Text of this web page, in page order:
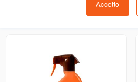
Accetto